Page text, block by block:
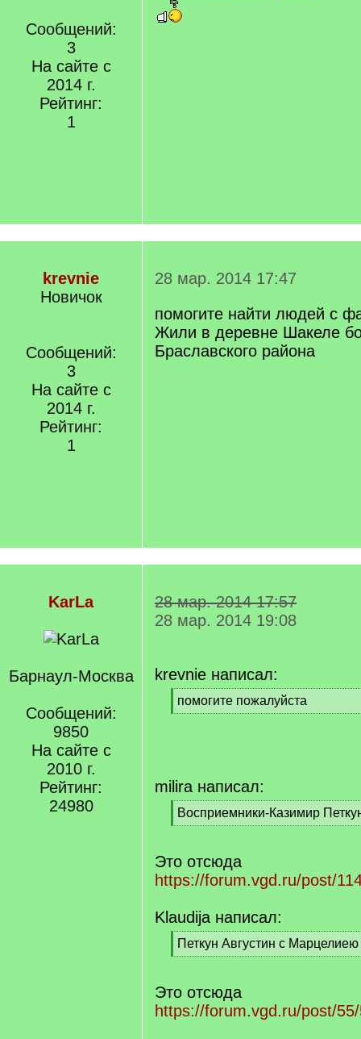
Сообщений:
3
На сайте с
2014 г.
Рейтинг:
1
krevnie
Новичок
Сообщений:
3
На сайте с
2014 г.
Рейтинг:
1
28 мар. 2014 17:47
помогите найти людей с
Жили в деревне Шакеле
Браславского района
KarLa
Барнаул-Москва
Сообщений:
9850
На сайте с
2010 г.
Рейтинг:
24980
28 мар. 2014 17:57
28 мар. 2014 19:08
krevnie написал:
[
q
помогите пожалуйста
[
milira написал:
[
q
Восприемники-Казимир
[
q
]
Это отсюда
https://forum.vgd.ru/post/
Klaudija написал:
[
q
Петкун Августин с
[
q
]
Это отсюда
https://forum.vgd.ru/post/